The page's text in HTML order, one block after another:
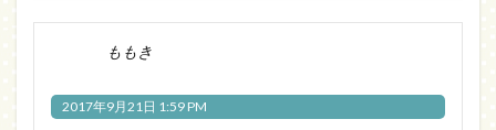
ももき
2017年9月21日 1:59 PM